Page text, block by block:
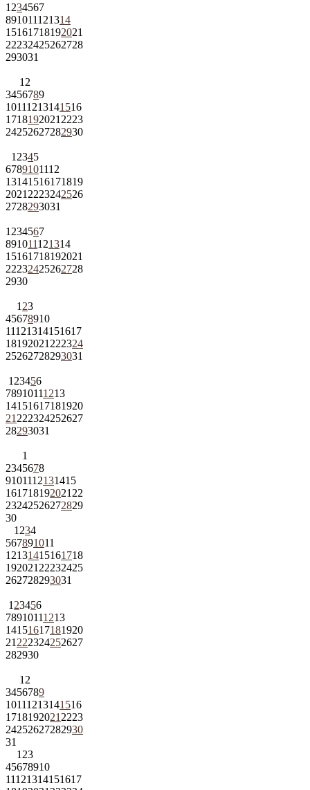
1 234567
891011121314
15161718192021
22232425262728
293031
1 2
3456789
10111213141516
1718192021 2223
24252627282930
1 2345
6789101112
13141516171819
2021 2223242526
2728293031
1 234567
891011121314
15161718192021
22232425262728
2930
1 23
45678910
11121314151617
18192021 222324
25262728293031
1 23456
78910111213
14151617181920
21 222324252627
28293031
1
2345678
9101112131415
161718192021 22
23242526272829
30
1 234
567891011
12131415161718
192021 22232425
262728293031
1 23456
78910111213
14151617181920
21 222324252627
282930
1 2
3456789
10111213141516
1718192021 2223
24252627282930
31
1 23
45678910
11121314151617